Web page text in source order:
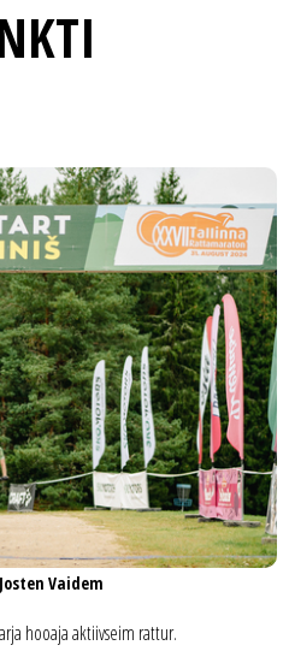
Vaidem
hooaja aktiivseim rattur.